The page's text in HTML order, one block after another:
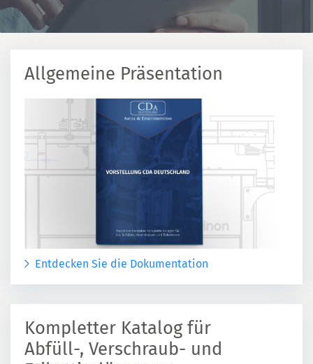
Allgemeine Präsentation
Entdecken Sie die Dokumentation
Kompletter Katalog für
Abfüll-, Verschraub- und